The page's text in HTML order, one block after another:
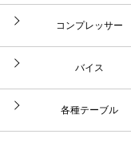
コンプレッサー
バイス
各種テーブル